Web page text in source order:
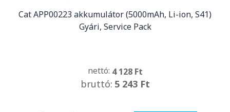
Cat APP00223 akkumulátor (5000mAh, Li-ion, S41)
Gyári, Service Pack
nettó: 4 128 Ft
bruttó: 5 243 Ft